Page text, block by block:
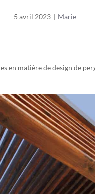
5 avril 2023 | Marie
en matière de design de